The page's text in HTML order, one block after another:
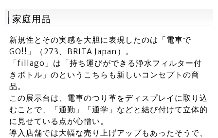
家庭用品
新規性とその実感を大胆に表現したのは「電車で
GO!!」（273、BRITA Japan）。
「fillago」は「持ち運びができる浄水フィルター付
きボトル」のというこちらも新しいコンセプトの商
品。
この展示台は、電車のつり革をディスプレイに取り込
むことで、「通勤」「通学」などと結び付けて立体的
に見せている点が心憎い。
導入店舗では大幅な売り上げアップもあったそうで、